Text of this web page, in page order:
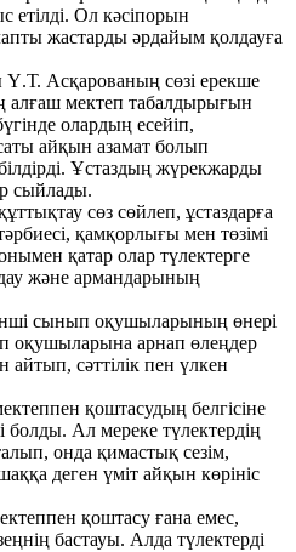
етілді. Ол кәсіпорын
жастарды әрдайым қолдауға
Ү.Т. Асқарованың сөзі ерекше
алғаш мектеп табалдырығын
олардың есейіп,
айқын азамат болып
Ұстаздың жүрекжарды
сыйлады.
сөз сөйлеп, ұстаздарға
қамқорлығы мен төзімі
қатар олар түлектерге
және армандарының
сынып оқушыларының өнері
оқушыларына арнап өлеңдер
айтып, сәттілік пен үлкен
қоштасудың белгісіне
болды. Ал мереке түлектердің
онда қимастық сезім,
деген үміт айқын көрініс
қоштасу ғана емес,
бастауы. Алда түлектерді